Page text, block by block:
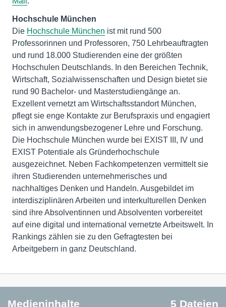
Hochschule München
Die Hochschule München ist mit rund 500
Professorinnen und Professoren, 750 Lehrbeauftragten
und rund 18.000 Studierenden eine der größten
Hochschulen Deutschlands. In den Bereichen Technik,
Wirtschaft, Sozialwissenschaften und Design bietet sie
rund 90 Bachelor- und Masterstudiengänge an.
Exzellent vernetzt am Wirtschaftsstandort München,
pflegt sie enge Kontakte zur Berufspraxis und engagiert
sich in anwendungsbezogener Lehre und Forschung.
Die Hochschule München wurde bei EXIST III, IV und
EXIST Potentiale als Gründerhochschule
ausgezeichnet. Neben Fachkompetenzen vermittelt sie
ihren Studierenden unternehmerisches und
nachhaltiges Denken und Handeln. Ausgebildet im
interdisziplinären Arbeiten und interkulturellen Denken
sind ihre Absolventinnen und Absolventen vorbereitet
auf eine digital und international vernetzte Arbeitswelt. In
Rankings zählen sie zu den Gefragtesten bei
Arbeitgebern in ganz Deutschland.
Medieninhalte 5 Dateien